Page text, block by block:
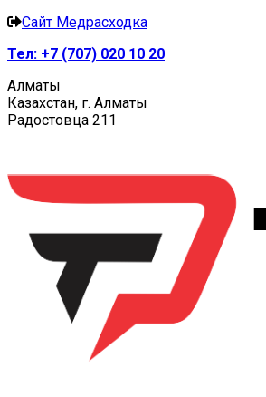
Сайт Медрасходка
Тел: +7 (707) 020 10 20
Алматы
Казахстан, г. Алматы
Радостовца 211